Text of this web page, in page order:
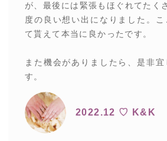
が、最後には緊張もほぐれてたく
度の良い想い出になりました。
て貰えて本当に良かったです。
また機会がありましたら、是非
す。
2022.12 ♡ K&K